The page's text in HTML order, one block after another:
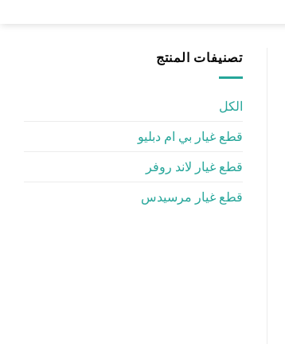
تصنيفات المنتج
الكل
قطع غيار بي ام دبليو
قطع غيار لاند روفر
قطع غيار مرسيدس